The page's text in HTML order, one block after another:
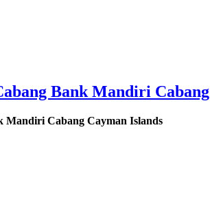
Bank Mandiri
Cabang Cayman Islands